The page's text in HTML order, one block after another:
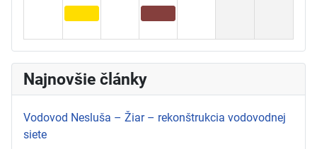
Najnovšie články
Vodovod Nesluša – Žiar – rekonštrukcia vodovodnej
siete